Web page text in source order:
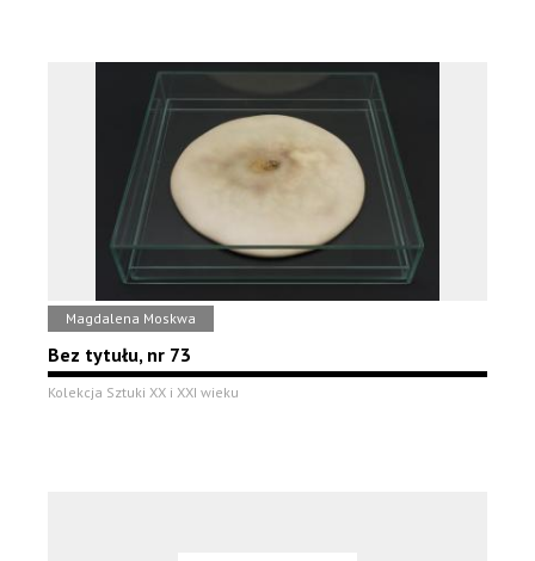
Magdalena Moskwa
Bez tytułu, nr 73
Kolekcja Sztuki XX i XXI wieku